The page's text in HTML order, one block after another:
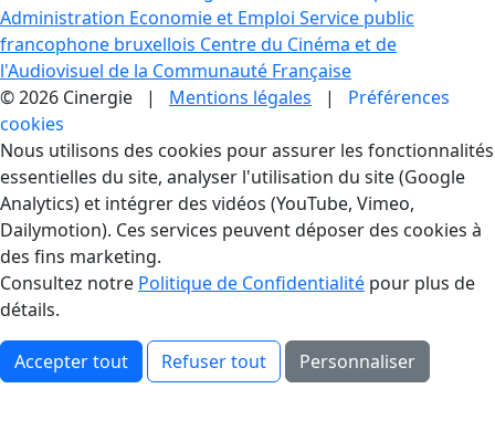
Administration Economie et Emploi Service public
francophone bruxellois Centre du Cinéma et de
l'Audiovisuel de la Communauté Française
© 2026 Cinergie | Mentions légales | Préférences
cookies
Gestion des Cookies
Nous utilisons des cookies pour assurer les fonctionnalités
essentielles du site, analyser l'utilisation du site (Google
Analytics) et intégrer des vidéos (YouTube, Vimeo,
Dailymotion). Ces services peuvent déposer des cookies à
des fins marketing.
Consultez notre Politique de Confidentialité pour plus de
détails.
Accepter tout Refuser tout Personnaliser